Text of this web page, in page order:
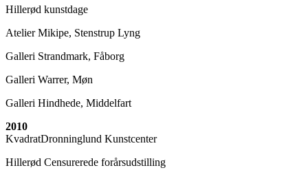
Hillerød kunstdage
Atelier Mikipe, Stenstrup Lyng
Galleri Strandmark, Fåborg
Galleri Warrer, Møn
Galleri Hindhede, Middelfart
2010
KvadratDronninglund Kunstcenter
Hillerød Censurerede forårsudstilling